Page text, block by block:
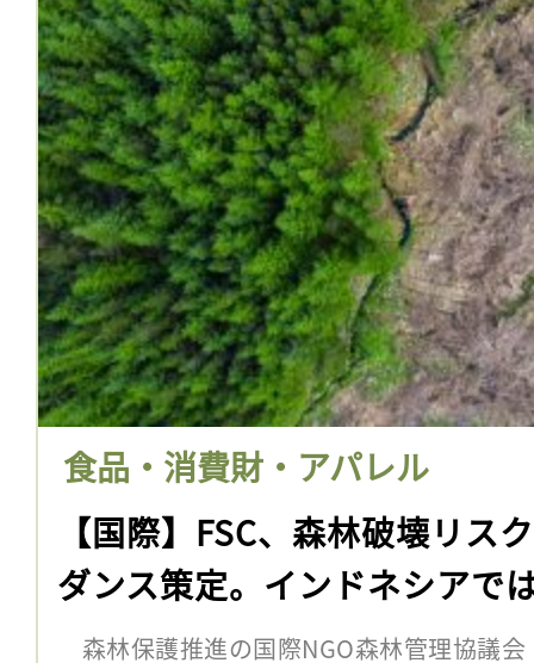
食品・消費財・アパレル
【国際】FSC、森林破壊リス
ダンス策定。インドネシアで
森林保護推進の国際NGO森林管理協議会